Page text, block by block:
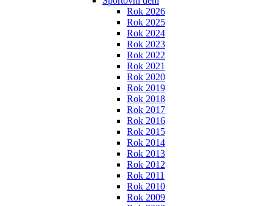
Rok 2026
Rok 2025
Rok 2024
Rok 2023
Rok 2022
Rok 2021
Rok 2020
Rok 2019
Rok 2018
Rok 2017
Rok 2016
Rok 2015
Rok 2014
Rok 2013
Rok 2012
Rok 2011
Rok 2010
Rok 2009